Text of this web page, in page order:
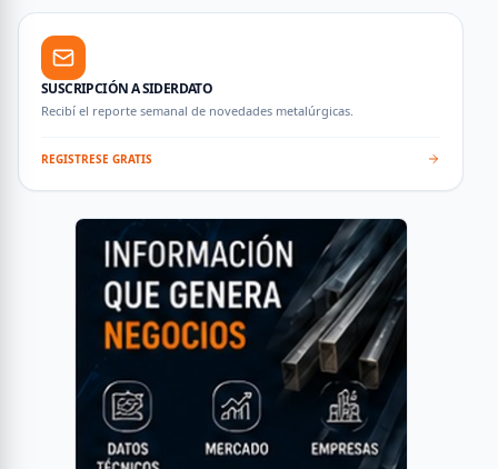
SUSCRIPCIÓN A SIDERDATO
Recibí el reporte semanal de novedades metalúrgicas.
REGISTRESE GRATIS